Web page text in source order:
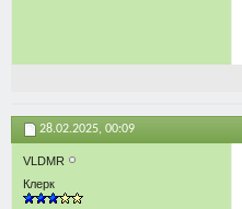
28.02.2025, 00:09
VLDMR
Клерк